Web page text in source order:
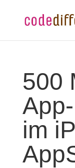
500
im